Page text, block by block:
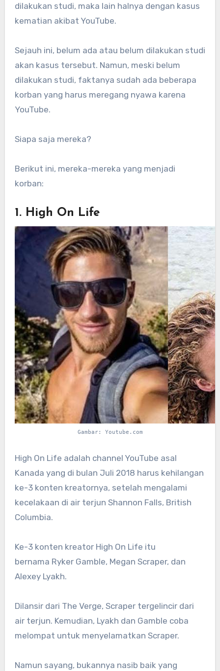
dilakukan studi, maka lain halnya dengan kasus
kematian akibat YouTube.
Sejauh ini, belum ada atau belum dilakukan studi
akan kasus tersebut. Namun, meski belum
dilakukan studi, faktanya sudah ada beberapa
korban yang harus meregang nyawa karena
YouTube.
Siapa saja mereka?
Berikut ini, mereka-mereka yang menjadi
korban:
1. High On Life
Gambar: Youtube.com
High On Life adalah channel YouTube asal
Kanada yang di bulan Juli 2018 harus kehilangan
ke-3 konten kreatornya, setelah mengalami
kecelakaan di air terjun Shannon Falls, British
Columbia.
Ke-3 konten kreator High On Life itu
bernama Ryker Gamble, Megan Scraper, dan
Alexey Lyakh.
Dilansir dari The Verge, Scraper tergelincir dari
air terjun. Kemudian, Lyakh dan Gamble coba
melompat untuk menyelamatkan Scraper.
Namun sayang, bukannya nasib baik yang